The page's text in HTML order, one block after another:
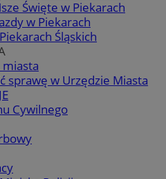
Święte w Piekarach
w Piekarach
Śląskich
sprawę w Urzędzie Miasta
Cywilnego